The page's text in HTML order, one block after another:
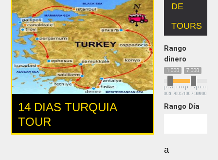
14 DIAS TURQUIA
TOUR
DE
TOURS
Rango
dinero
1 000 7 000
3002 700 5 100 7 5009 900
Rango Día
a